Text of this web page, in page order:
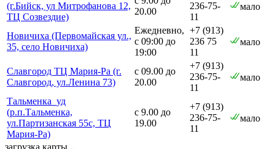
(г.Бийск, ул Митрофанова 12,
ТЦ Созвездие)
20.00
236-75-
11
мало
Новичиха (Первомайская ул.,
35, село Новичиха)
Ежедневно,
с 09:00 до
19:00
+7 (913)
236 75
11
мало
Славгород ТЦ Мария-Ра (г.
Славгород, ул.Ленина 73)
с 09.00 до
20.00
+7 (913)
236-75-
11
мало
Тальменка_уд
(р.п.Тальменка,
ул.Партизанская 55с, ТЦ
Мария-Ра)
с 9.00 до
19.00
+7 (913)
236-75-
11
мало